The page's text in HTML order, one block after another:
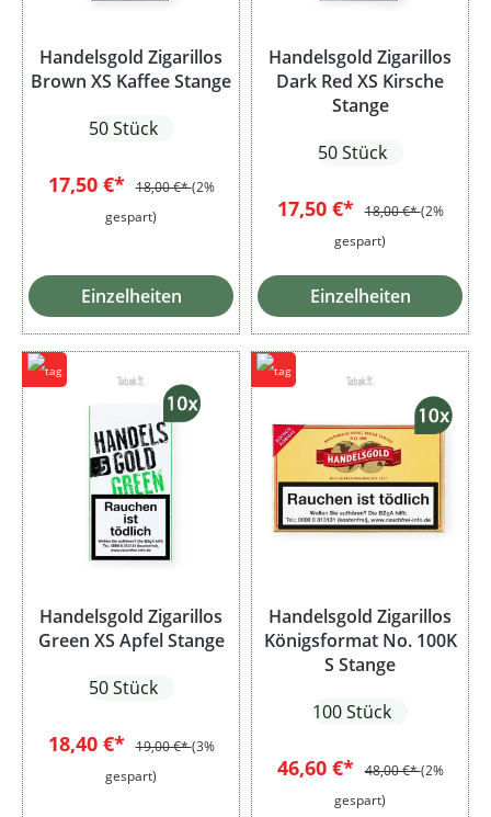
Handelsgold Zigarillos
Brown XS Kaffee Stange
50 Stück
17,50 €* 18,00 €*(2%
gespart)
Einzelheiten
Handelsgold Zigarillos
Dark Red XS Kirsche
Stange
50 Stück
17,50 €* 18,00 €*(2%
gespart)
Einzelheiten
Handelsgold Zigarillos
Green XS Apfel Stange
50 Stück
18,40 €* 19,00 €*(3%
gespart)
Handelsgold Zigarillos
Königsformat No. 100K
S Stange
100 Stück
46,60 €* 48,00 €*(2%
gespart)